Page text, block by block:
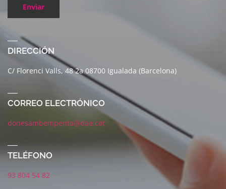
Enviar
DIRECCIÓN
C/ Florenci Valls, 48 2a 08700 Igualada (Barcelona)
CORREO ELECTRÓNICO
donesambempenta@dae.cat
TELÉFONO
93 804 54 82